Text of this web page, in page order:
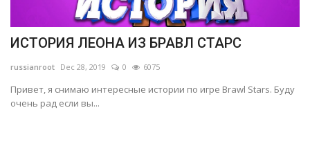
Terms & Conditions
Наш ФОРУМ
Gallery
ИСТОРИЯ ЛЕОНА ИЗ БРАВЛ СТАРС
russianroot Dec 28, 2019 0 6075
Привет, я снимаю интересные истории по игре Brawl Stars. Буду
очень рад если вы...